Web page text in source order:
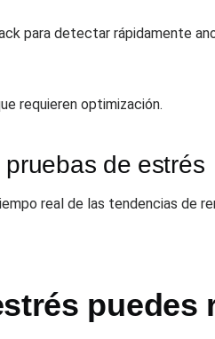
para detectar rápidamente
requieren optimización.
de estrés
real de las tendencias de
puedes